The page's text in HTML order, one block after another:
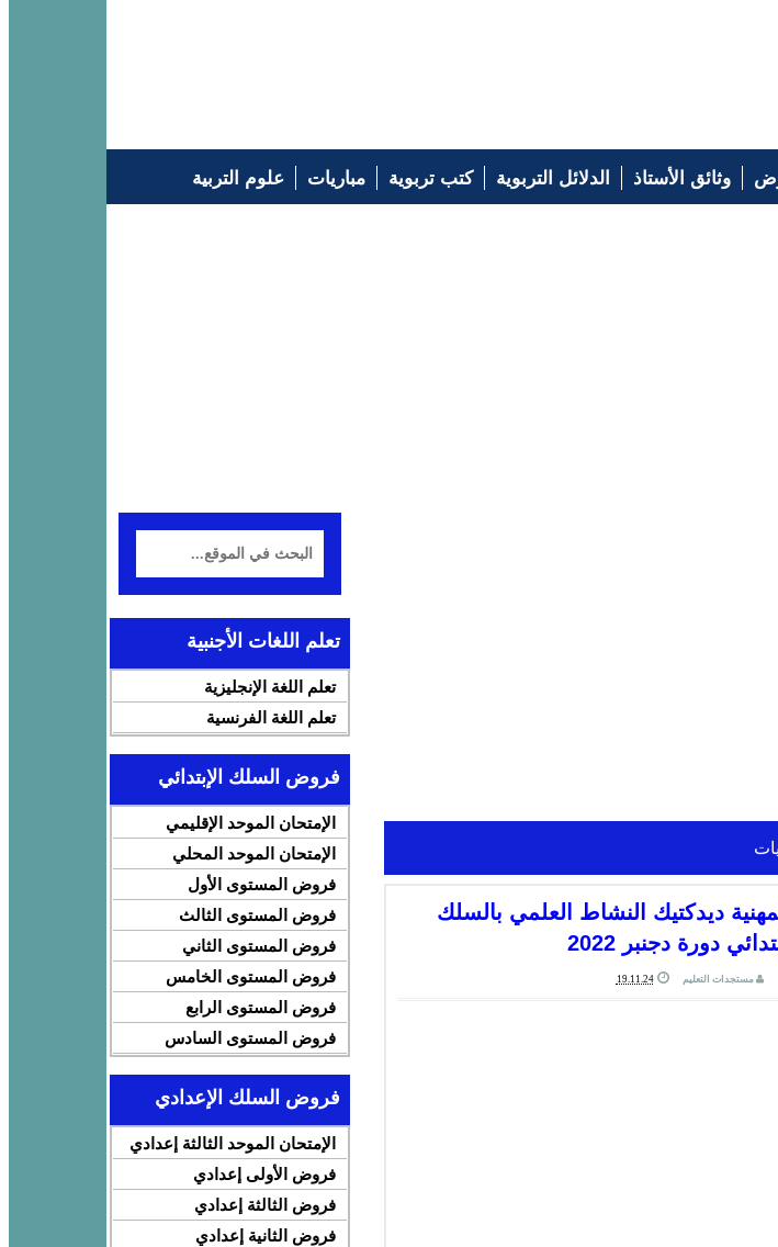
وثائق الأستاذ الدلائل التربوية كتب تربوية مباريات
علوم التربية
ديدكتيك النشاط العلمي بالسلك
دورة دجنبر 2022
مستجدات التعليم 19.11.24
تعلم اللغات الأجنبية
تعلم اللغة الإنجليزية
تعلم اللغة الفرنسية
فروض السلك الإبتدائي
الإمتحان الموحد الإقليمي
الإمتحان الموحد المحلي
فروض المستوى الأول
فروض المستوى الثالث
فروض المستوى الثاني
فروض المستوى الخامس
فروض المستوى الرابع
فروض المستوى السادس
فروض السلك الإعدادي
الإمتحان الموحد الثالثة إعدادي
فروض الأولى إعدادي
فروض الثالثة إعدادي
فروض الثانية إعدادي